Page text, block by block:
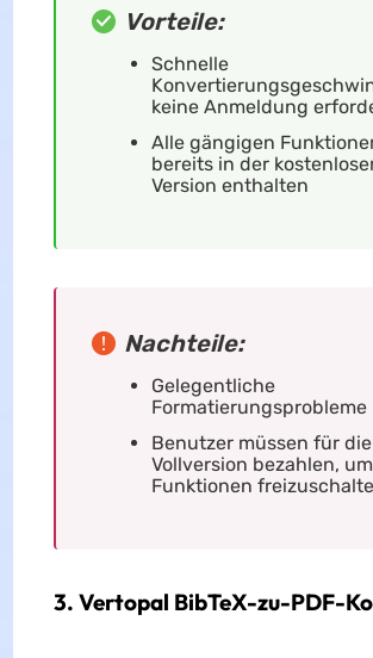
Vorteile:
Schnelle
keine Anmeldung
Alle gängigen
bereits in der
Version enthalten
Nachteile:
Gelegentliche
Formatierungsprobleme
Benutzer müssen für die
Vollversion bezahlen,
Funktionen
3. Vertopal BibTeX-zu-PDF-